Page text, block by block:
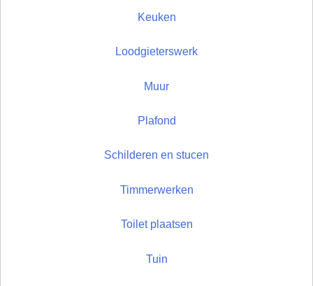
Keuken
Loodgieterswerk
Muur
Plafond
Schilderen en stucen
Timmerwerken
Toilet plaatsen
Tuin